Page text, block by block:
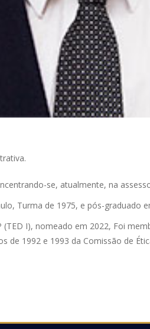
se, atualmente, na
Turma de 1975, e pós-graduado
I), nomeado em 2022, Foi
de 1992 e 1993 da Comissão de